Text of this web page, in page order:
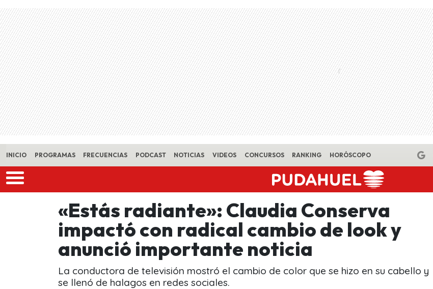
Skip to main content
INICIO PROGRAMAS FRECUENCIAS PODCAST NOTICIAS VIDEOS CONCURSOS RANKING HORÓSCOPO
«Estás radiante»: Claudia Conserva
impactó con radical cambio de look y
anunció importante noticia
La conductora de televisión mostró el cambio de color que se hizo en su cabello y
se llenó de halagos en redes sociales.